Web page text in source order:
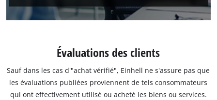
Évaluations des clients
Sauf dans les cas d'"achat vérifié", Einhell ne s'assure pas que
les évaluations publiées proviennent de tels consommateurs
qui ont effectivement utilisé ou acheté les biens ou services.